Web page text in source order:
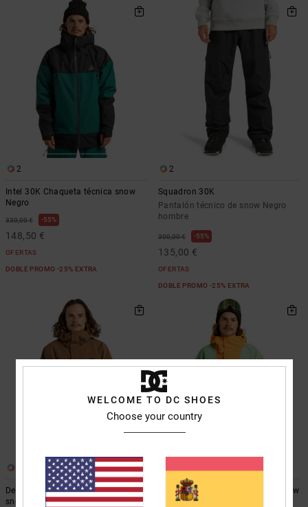
2
Intel 30K Chaqueta técnica snow
Negro
330,00 € 55%
148,50 €
OFERTAS
DOBLE PROMO -25% EXTRA
2
Squadron 30K
Pantalón técnico de snow Negro
hombre
300,00 € 55%
135,00 €
OFERTAS
DOBLE PROMO -25% EXTRA
Defiant 10K- Chaqueta técnica
snow para hombre
DC-43 10K- Anorak técnico de snow
para hombre
WELCOME TO DC SHOES
Choose your country